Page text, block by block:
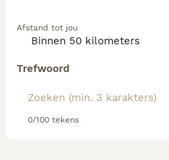
Afstand tot jou
Trefwoord
0/100 tekens